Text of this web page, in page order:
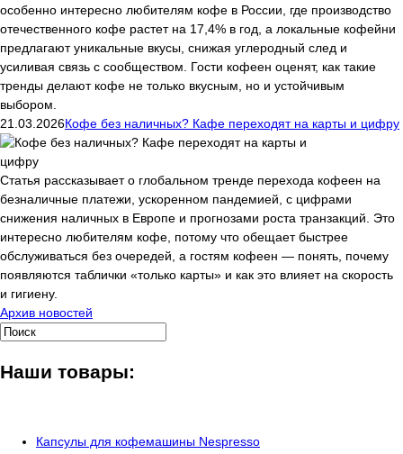
особенно интересно любителям кофе в России, где производство
отечественного кофе растет на 17,4% в год, а локальные кофейни
предлагают уникальные вкусы, снижая углеродный след и
усиливая связь с сообществом. Гости кофеен оценят, как такие
тренды делают кофе не только вкусным, но и устойчивым
выбором.
21.03.2026Кофе без наличных? Кафе переходят на карты и цифру
Статья рассказывает о глобальном тренде перехода кофеен на
безналичные платежи, ускоренном пандемией, с цифрами
снижения наличных в Европе и прогнозами роста транзакций. Это
интересно любителям кофе, потому что обещает быстрее
обслуживаться без очередей, а гостям кофеен — понять, почему
появляются таблички «только карты» и как это влияет на скорость
и гигиену.
Архив новостей
Наши товары:
Капсулы для кофемашины Nespresso